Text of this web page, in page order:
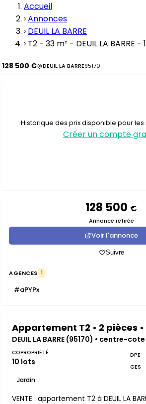
Accueil
›Annonces
› DEUIL LA BARRE
› T2 - 33 m² - DEUIL LA BARRE
128 500 € DEUIL LA BARRE95170
Historique des prix disponible pour
Créer un compte
128 500 €
Annonce retirée
Voir l'annonce
Suivre
AGENCES 1
#aPYPx
Appartement T2 • 2 pièces •
DEUIL LA BARRE (95170) • centre-cote
COPROPRIÉTÉ
10 lots
Jardin
DPE
GES
VENTE : appartement T2 à DEUIL LA